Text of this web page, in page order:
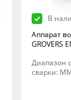
В
Аппарат
GROVERS
Диапазон
сварки: